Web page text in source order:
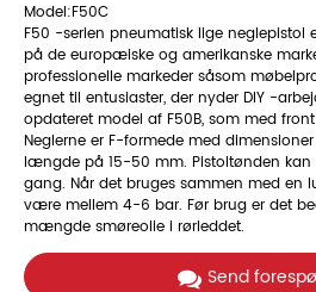
Model:F50C
F50 -serien pneumatisk lige neglepistol
på de europæiske og amerikanske
professionelle markeder såsom
egnet til entusiaster, der nyder DIY -
opdateret model af F50B, som med
Neglerne er F-formede med dimensioner
længde på 15-50 mm. Pistoltønden kan
gang. Når det bruges sammen med en
være mellem 4-6 bar. Før brug er det
mængde smøreolie i rørleddet.
Send